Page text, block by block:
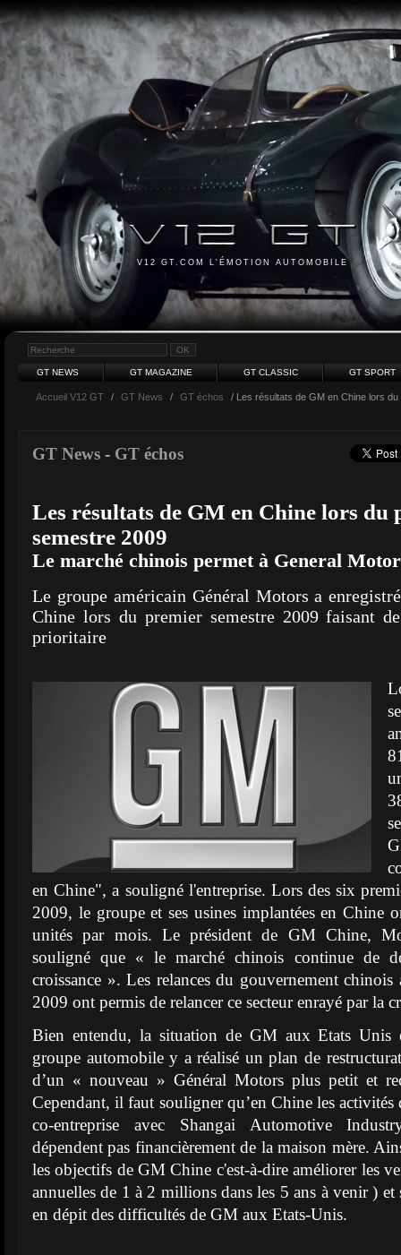
V12 GT.COM L'ÉMOTION AUTOMOBILE
GT NEWS GT MAGAZINE GT CLASSIC GT SPORT
Accueil V12 GT / GT News / GT échos / Les résultats de GM en Chine lors
GT News - GT échos
Les résultats de GM en Chine lors du
semestre 2009
Le marché chinois permet à General
Le groupe américain Général Motors a
Chine lors du premier semestre 2009 faisant
prioritaire
en Chine", a souligné l'entreprise. Lors des six
2009, le groupe et ses usines implantées en Chine
unités par mois. Le président de GM Chine,
souligné que « le marché chinois continue de
croissance ». Les relances du gouvernement
2009 ont permis de relancer ce secteur enrayé par la
Bien entendu, la situation de GM aux Etats Unis
groupe automobile y a réalisé un plan de
d’un « nouveau » Général Motors plus petit et
Cependant, il faut souligner qu’en Chine les
co-entreprise avec Shangai Automotive
dépendent pas financièrement de la maison mère.
les objectifs de GM Chine c'est-à-dire améliorer les
annuelles de 1 à 2 millions dans les 5 ans à venir ) et
en dépit des difficultés de GM aux Etats-Unis.